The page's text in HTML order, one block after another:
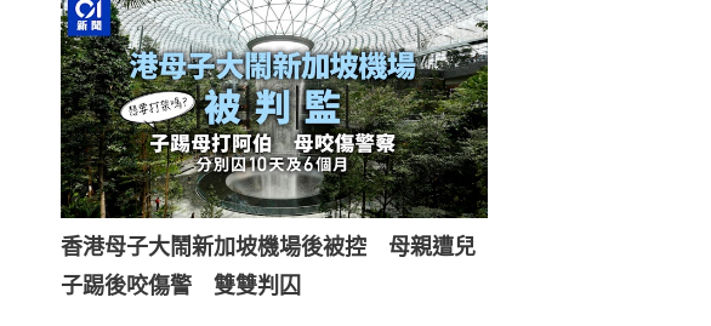
香港母子大鬧新加坡機場後被控 母親遭兒
子踢後咬傷警 雙雙判囚